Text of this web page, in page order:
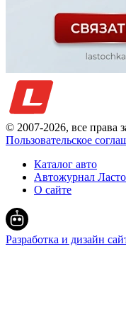
© 2007-2026, все права
Пользовательское
Каталог авто
Автожурнал
О сайте
Разработка и дизайн